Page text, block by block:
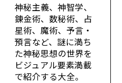
神秘主義、神智学、
錬金術、数秘術、占
星術、魔術、予言・
預言など、謎に満ち
た神秘思想の世界を
ビジュアル要素満載
で紹介する大全。